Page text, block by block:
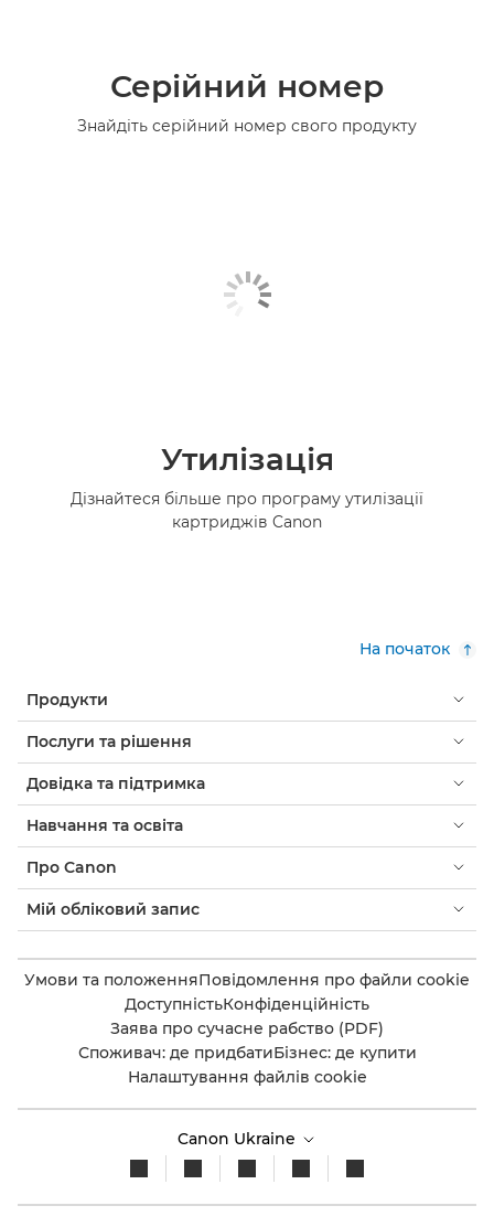
Серійний номер
Знайдіть серійний номер свого продукту
Утилізація
Дізнайтеся більше про програму утилізації
картриджів Canon
На початок
Продукти
Послуги та рішення
Довідка та підтримка
Навчання та освіта
Про Canon
Мій обліковий запис
Умови та положенняПовідомлення про файли cookie
ДоступністьКонфіденційність
Заява про сучасне рабство (PDF)
Споживач: де придбатиБізнес: де купити
Налаштування файлів cookie
Canon Ukraine